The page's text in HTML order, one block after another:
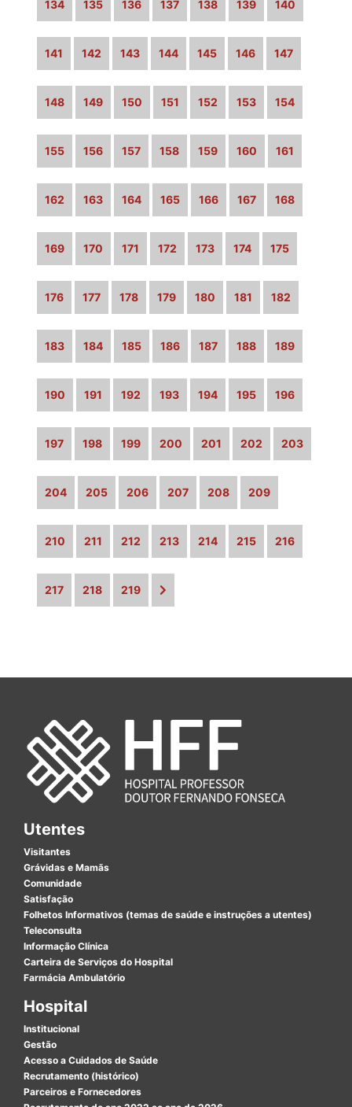
134 135 136 137 138 139 140
141 142 143 144 145 146 147
148 149 150 151 152 153 154
155 156 157 158 159 160 161
162 163 164 165 166 167 168
169 170 171 172 173 174 175
176 177 178 179 180 181 182
183 184 185 186 187 188 189
190 191 192 193 194 195 196
197 198 199 200 201 202 203
204 205 206 207 208 209
210 211 212 213 214 215 216
217 218 219
Utentes
Visitantes
Grávidas e Mamãs
Comunidade
Satisfação
Folhetos Informativos (temas de saúde e instruções a utentes)
Teleconsulta
Informação Clínica
Carteira de Serviços do Hospital
Farmácia Ambulatório
Hospital
Institucional
Gestão
Acesso a Cuidados de Saúde
Recrutamento (histórico)
Parceiros e Fornecedores